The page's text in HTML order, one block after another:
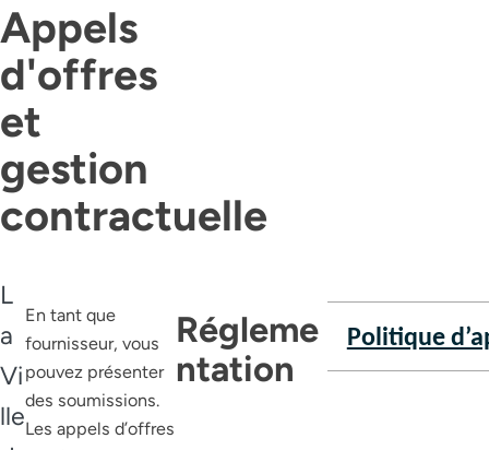
Appels
d'offres
et
gestion
contractuelle
L
a
Vi
lle
En tant que
fournisseur, vous
pouvez présenter
des soumissions.
Les appels d’offres
Régleme
ntation
Politique